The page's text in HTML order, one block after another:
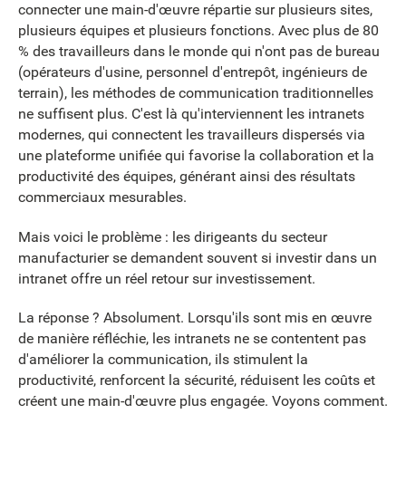
connecter une main-d'œuvre répartie sur plusieurs sites,
plusieurs équipes et plusieurs fonctions. Avec plus de 80
% des travailleurs dans le monde qui n'ont pas de bureau
(opérateurs d'usine, personnel d'entrepôt, ingénieurs de
terrain), les méthodes de communication traditionnelles
ne suffisent plus. C'est là qu'interviennent les intranets
modernes, qui connectent les travailleurs dispersés via
une plateforme unifiée qui favorise la collaboration et la
productivité des équipes, générant ainsi des résultats
commerciaux mesurables.
Mais voici le problème : les dirigeants du secteur
manufacturier se demandent souvent si investir dans un
intranet offre un réel retour sur investissement.
La réponse ? Absolument. Lorsqu'ils sont mis en œuvre
de manière réfléchie, les intranets ne se contentent pas
d'améliorer la communication, ils stimulent la
productivité, renforcent la sécurité, réduisent les coûts et
créent une main-d'œuvre plus engagée. Voyons comment.